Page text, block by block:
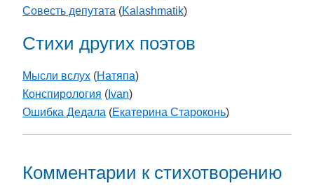
Совесть депутата (Kalashmatik)
Стихи других поэтов
Мысли вслух (Натяпа)
Конспирология ( Ivan)
Ошибка Дедала (Екатерина Староконь)
Комментарии к стихотворению